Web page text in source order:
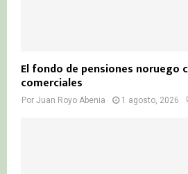
El fondo de pensiones noruego
comerciales
Por Juan Royo Abenia 1 agosto, 2026